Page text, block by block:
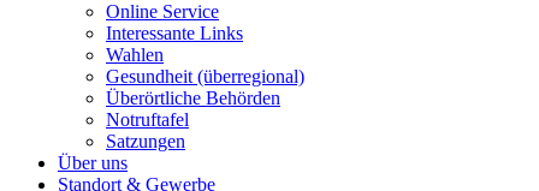
Online Service
Interessante Links
Wahlen
Gesundheit (überregional)
Überörtliche Behörden
Notruftafel
Satzungen
Über uns
Standort & Gewerbe